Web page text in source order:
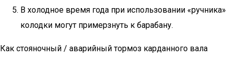
В холодное время года при использовании «ручника»
колодки могут примерзнуть к барабану.
Как стояночный / аварийный тормоз карданного вала